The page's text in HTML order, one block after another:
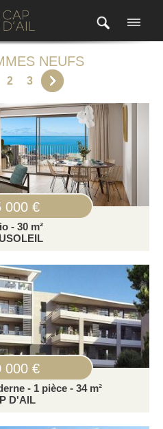
NEUFS
2 3
000 €
- 30 m²
000 €
- 1 pièce - 34 m²
D'AIL